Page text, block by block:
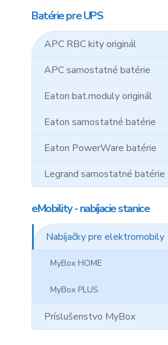
Batérie pre UPS
APC RBC kity originál
APC samostatné batérie
Eaton bat.moduly originál
Eaton samostatné batérie
Eaton PowerWare batérie
Legrand samostatné batérie
eMobility - nabíjacie stanice
Nabíjačky pre elektromobily
MyBox HOME
MyBox PLUS
Príslušenstvo MyBox